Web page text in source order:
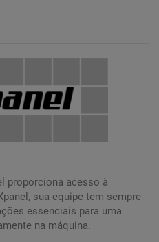
proporciona acesso à
sua equipe tem sempre
essenciais para uma
na máquina.